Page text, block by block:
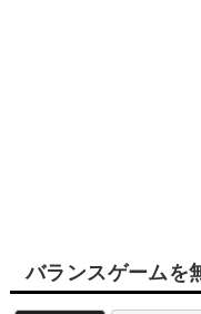
バランスゲームを